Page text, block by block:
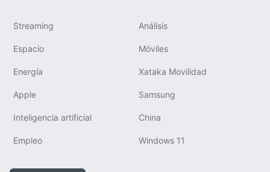
Streaming Análisis
Espacio Móviles
Energía Xataka Movilidad
Apple Samsung
Inteligencia artificial China
Empleo Windows 11